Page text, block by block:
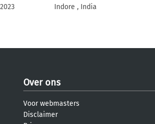
Indore , India
Over ons
Voor webmasters
Disclaimer